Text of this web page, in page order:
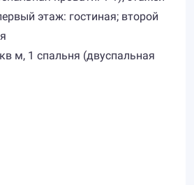
этаж: гостиная; второй
м, 1 спальня (двуспальная